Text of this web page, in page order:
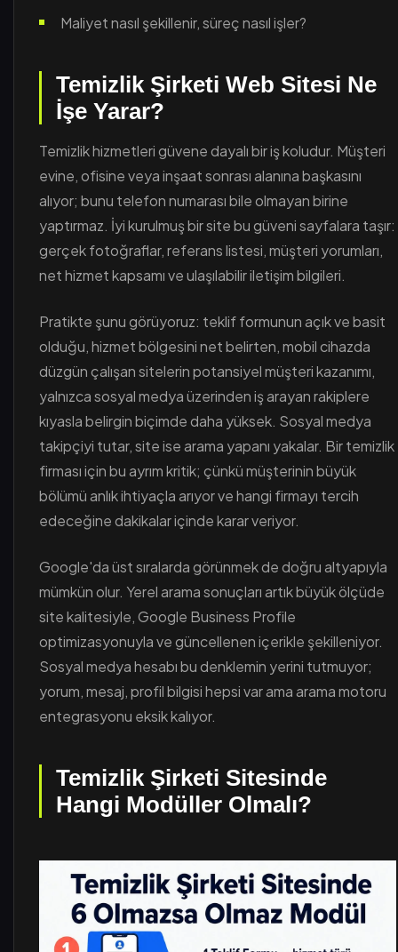
Maliyet nasıl şekillenir, süreç nasıl işler?
Temizlik Şirketi Web Sitesi Ne
İşe Yarar?
Temizlik hizmetleri güvene dayalı bir iş koludur. Müşteri
evine, ofisine veya inşaat sonrası alanına başkasını
alıyor; bunu telefon numarası bile olmayan birine
yaptırmaz. İyi kurulmuş bir site bu güveni sayfalara taşır:
gerçek fotoğraflar, referans listesi, müşteri yorumları,
net hizmet kapsamı ve ulaşılabilir iletişim bilgileri.
Pratikte şunu görüyoruz: teklif formunun açık ve basit
olduğu, hizmet bölgesini net belirten, mobil cihazda
düzgün çalışan sitelerin potansiyel müşteri kazanımı,
yalnızca sosyal medya üzerinden iş arayan rakiplere
kıyasla belirgin biçimde daha yüksek. Sosyal medya
takipçiyi tutar, site ise arama yapanı yakalar. Bir temizlik
firması için bu ayrım kritik; çünkü müşterinin büyük
bölümü anlık ihtiyaçla arıyor ve hangi firmayı tercih
edeceğine dakikalar içinde karar veriyor.
Google'da üst sıralarda görünmek de doğru altyapıyla
mümkün olur. Yerel arama sonuçları artık büyük ölçüde
site kalitesiyle, Google Business Profile
optimizasyonuyla ve güncellenen içerikle şekilleniyor.
Sosyal medya hesabı bu denklemin yerini tutmuyor;
yorum, mesaj, profil bilgisi hepsi var ama arama motoru
entegrasyonu eksik kalıyor.
Temizlik Şirketi Sitesinde
Hangi Modüller Olmalı?